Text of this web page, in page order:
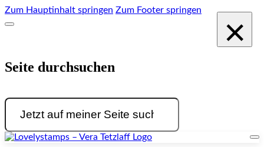
Zum Hauptinhalt springen Zum Footer springen
Seite durchsuchen
Suchen
×